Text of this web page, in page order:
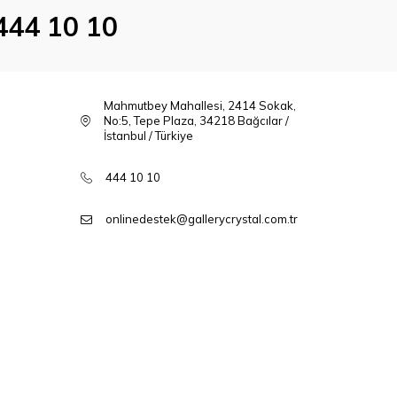
10 10
Mahmutbey Mahallesi, 2414 Sokak,
No:5, Tepe Plaza, 34218 Bağcılar /
İstanbul / Türkiye
444 10 10
onlinedestek@gallerycrystal.com.tr